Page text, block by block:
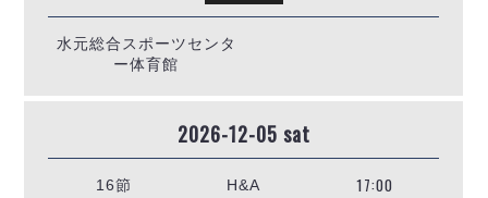
水元総合スポーツセンタ
ー体育館
2026-12-05 sat
16節 H&A 17:00